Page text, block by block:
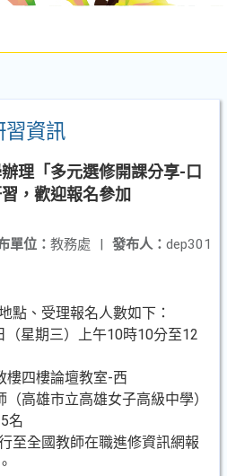
習資訊
理「多元選修開課分享-口
，歡迎報名參加
發布人： dep301
單位： 教務處 |
點、受理報名人數如下：
星期三）上午10時10分至12
樓四樓論壇教室-西
高雄市立高雄女子高級中學）
名
至全國教師在職進修資訊網報